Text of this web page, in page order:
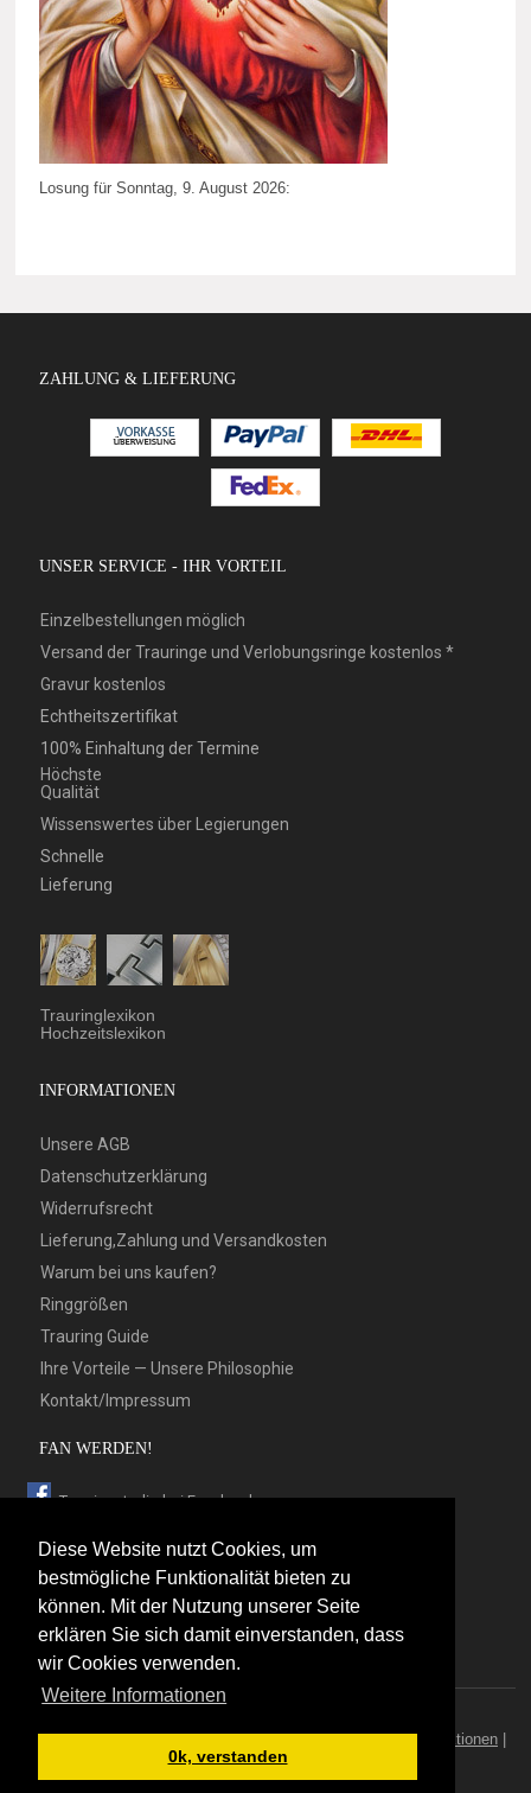
Diese Website nutzt Cookies, um
bestmögliche Funktionalität bieten zu
können. Mit der Nutzung unserer Seite
erklären Sie sich damit einverstanden, dass
wir Cookies verwenden.
Weitere Informationen
0k, verstanden
Losung für Sonntag, 9. August 2026:
ZAHLUNG & LIEFERUNG
UNSER SERVICE - IHR VORTEIL
Einzelbestellungen möglich
Versand der Trauringe und Verlobungsringe kostenlos *
Gravur kostenlos
Echtheitszertifikat
100% Einhaltung der Termine
Höchste
Qualität
Wissenswertes über Legierungen
Schnelle
Lieferung
Trauringlexikon
Hochzeitslexikon
INFORMATIONEN
Unsere AGB
Datenschutzerklärung
Widerrufsrecht
Lieferung,Zahlung und Versandkosten
Warum bei uns kaufen?
Ringgrößen
Trauring Guide
Ihre Vorteile — Unsere Philosophie
Kontakt/Impressum
FAN WERDEN!
Trauringstudio bei Facebook
Trauringstudio bei Twitter
Trauringstudio bei Pinterest
Trauringstudio bei flickr
Trauringstudio|Trauringe|Hersteller|Kontakt/Impressum Aktionen|
News|Sitemap